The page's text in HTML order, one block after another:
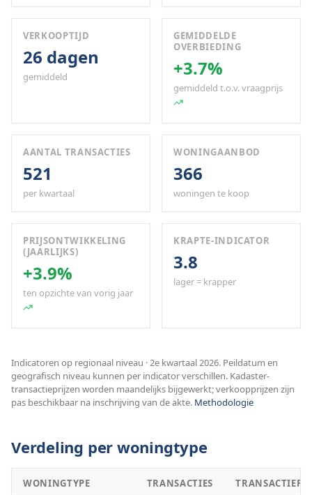
VERKOOPTIJD
26 dagen
gemiddeld
GEMIDDELDE
OVERBIEDING
+3.7%
gemiddeld t.o.v. vraagprijs
AANTAL TRANSACTIES
521
per kwartaal
WONINGAANBOD
366
woningen te koop
PRIJSONTWIKKELING
(JAARLIJKS)
+3.9%
ten opzichte van vorig jaar
KRAPTE-INDICATOR
3.8
lager = krapper
Indicatoren op regionaal niveau · 2e kwartaal 2026. Peildatum en
geografisch niveau kunnen per indicator verschillen. Kadaster-
transactieprijzen worden maandelijks bijgewerkt; verkoopprijzen zijn
pas beschikbaar na inschrijving van de akte. Methodologie
Verdeling per woningtype
WONINGTYPE TRANSACTIES